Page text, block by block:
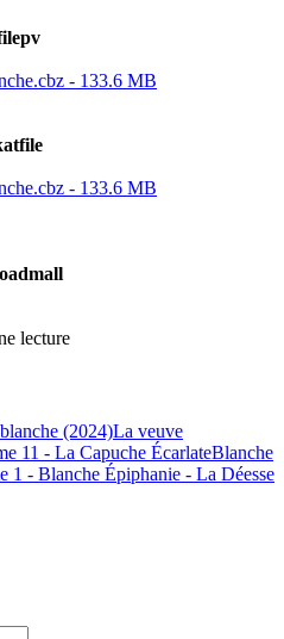
- 133.6 MB
- 133.6 MB
lecture
(2024)La veuve
11 - La Capuche ÉcarlateBlanche
1 - Blanche Épiphanie - La Déesse